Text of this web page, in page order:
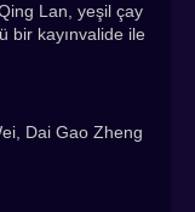
Lan, yeşil çay
bir kayınvalide ile
Dai Gao Zheng